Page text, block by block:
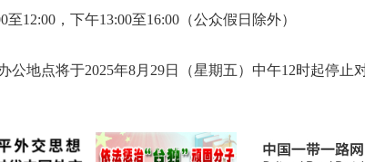
12:00，下午13:00至16:00（公众假日除外）
地点将于2025年8月29日（星期五）中午12时起停止